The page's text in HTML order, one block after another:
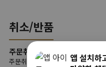
취소/반품
주문취소
주문취소는 상품준비 단계에서는
앱 설치하